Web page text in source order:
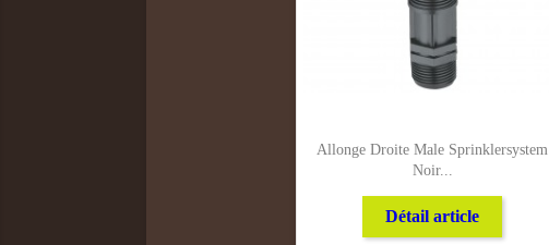
Allonge Droite Male Sprinklersystem
Noir...
Détail article